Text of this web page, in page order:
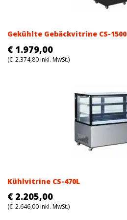
Gekühlte Gebäckvitrine CS-1500
€ 1.979,00
(€ 2.374,80inkl. MwSt.)
Kühlvitrine CS-470L
€ 2.205,00
(€ 2.646,00inkl. MwSt.)